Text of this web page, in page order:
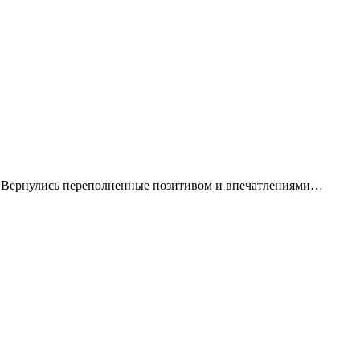
переполненные позитивом и впечатлениями…